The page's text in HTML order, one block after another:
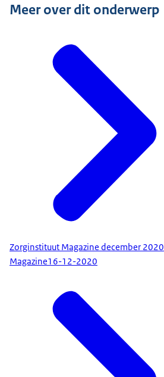
Meer over dit onderwerp
Zorginstituut Magazine december 2020
Magazine16-12-2020